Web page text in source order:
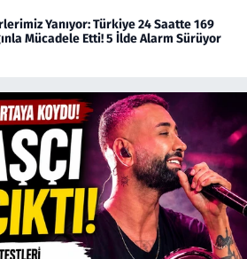
Yanıyor: Türkiye 24 Saatte 169
Mücadele Etti! 5 İlde Alarm Sürüyor